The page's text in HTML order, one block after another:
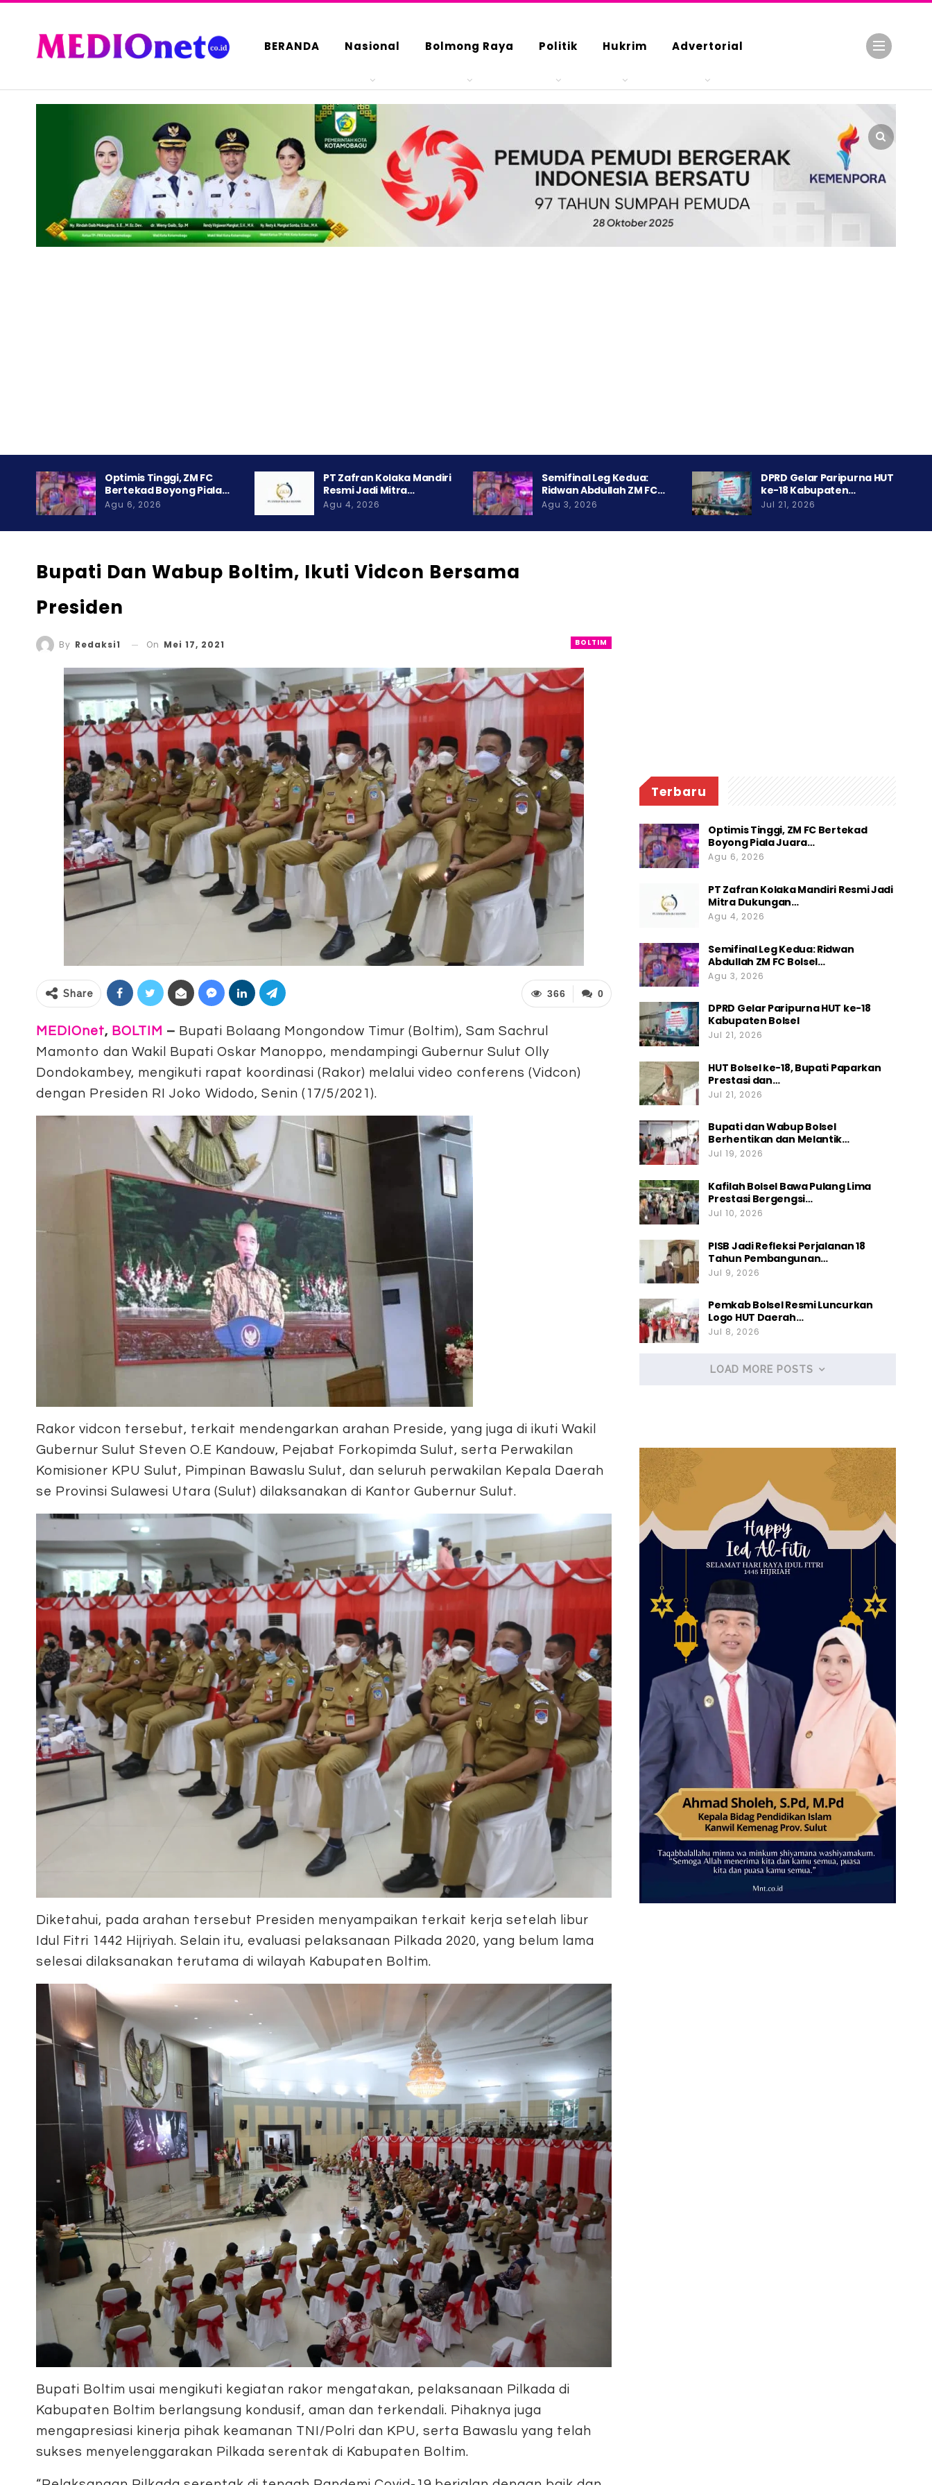
BERANDA Nasional Bolmong Raya Politik Hukrim Advertorial
Optimis Tinggi, ZM FC
Bertekad Boyong Piala…
Agu 6, 2026
PT Zafran Kolaka Mandiri
Resmi Jadi Mitra…
Agu 4, 2026
Semifinal Leg Kedua:
Ridwan Abdullah ZM FC…
Agu 3, 2026
DPRD Gelar Paripurna HUT
ke-18 Kabupaten…
Jul 21, 2026
Bupati Dan Wabup Boltim, Ikuti Vidcon Bersama
Presiden
BOLTIM
By Redaksi1 On Mei 17, 2021
0
366
Share
MEDIOnet, BOLTIM – Bupati Bolaang Mongondow Timur (Boltim), Sam Sachrul
Mamonto dan Wakil Bupati Oskar Manoppo, mendampingi Gubernur Sulut Olly
Dondokambey, mengikuti rapat koordinasi (Rakor) melalui video conferens (Vidcon)
dengan Presiden RI Joko Widodo, Senin (17/5/2021).
Rakor vidcon tersebut, terkait mendengarkan arahan Preside, yang juga di ikuti Wakil
Gubernur Sulut Steven O.E Kandouw, Pejabat Forkopimda Sulut, serta Perwakilan
Komisioner KPU Sulut, Pimpinan Bawaslu Sulut, dan seluruh perwakilan Kepala Daerah
se Provinsi Sulawesi Utara (Sulut) dilaksanakan di Kantor Gubernur Sulut.
Diketahui, pada arahan tersebut Presiden menyampaikan terkait kerja setelah libur
Idul Fitri 1442 Hijriyah. Selain itu, evaluasi pelaksanaan Pilkada 2020, yang belum lama
selesai dilaksanakan terutama di wilayah Kabupaten Boltim.
Bupati Boltim usai mengikuti kegiatan rakor mengatakan, pelaksanaan Pilkada di
Kabupaten Boltim berlangsung kondusif, aman dan terkendali. Pihaknya juga
mengapresiasi kinerja pihak keamanan TNI/Polri dan KPU, serta Bawaslu yang telah
sukses menyelenggarakan Pilkada serentak di Kabupaten Boltim.
Terbaru
Optimis Tinggi, ZM FC Bertekad
Boyong Piala Juara…
Agu 6, 2026
PT Zafran Kolaka Mandiri Resmi Jadi
Mitra Dukungan…
Agu 4, 2026
Semifinal Leg Kedua: Ridwan
Abdullah ZM FC Bolsel…
Agu 3, 2026
DPRD Gelar Paripurna HUT ke-18
Kabupaten Bolsel
Jul 21, 2026
HUT Bolsel ke-18, Bupati Paparkan
Prestasi dan…
Jul 21, 2026
Bupati dan Wabup Bolsel
Berhentikan dan Melantik…
Jul 19, 2026
Kafilah Bolsel Bawa Pulang Lima
Prestasi Bergengsi…
Jul 10, 2026
PISB Jadi Refleksi Perjalanan 18
Tahun Pembangunan…
Jul 9, 2026
Pemkab Bolsel Resmi Luncurkan
Logo HUT Daerah…
Jul 8, 2026
LOAD MORE POSTS